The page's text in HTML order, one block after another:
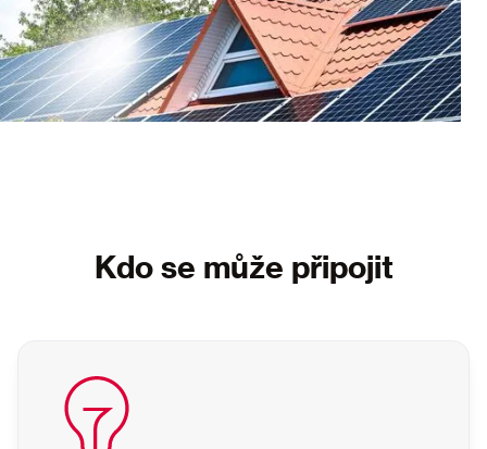
Kdo se může připojit